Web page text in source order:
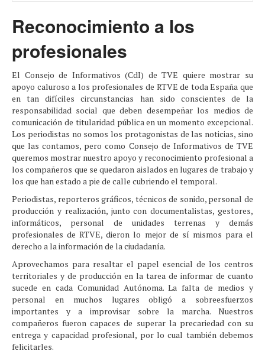
Reconocimiento a los
profesionales
El Consejo de Informativos (CdI) de TVE quiere mostrar su
apoyo caluroso a los profesionales de RTVE de toda España que
en tan difíciles circunstancias han sido conscientes de la
responsabilidad social que deben desempeñar los medios de
comunicación de titularidad pública en un momento excepcional.
Los periodistas no somos los protagonistas de las noticias, sino
que las contamos, pero como Consejo de Informativos de TVE
queremos mostrar nuestro apoyo y reconocimiento profesional a
los compañeros que se quedaron aislados en lugares de trabajo y
los que han estado a pie de calle cubriendo el temporal.
Periodistas, reporteros gráficos, técnicos de sonido, personal de
producción y realización, junto con documentalistas, gestores,
informáticos, personal de unidades terrenas y demás
profesionales de RTVE, dieron lo mejor de sí mismos para el
derecho a la información de la ciudadanía.
Aprovechamos para resaltar el papel esencial de los centros
territoriales y de producción en la tarea de informar de cuanto
sucede en cada Comunidad Autónoma. La falta de medios y
personal en muchos lugares obligó a sobreesfuerzos
importantes y a improvisar sobre la marcha. Nuestros
compañeros fueron capaces de superar la precariedad con su
entrega y capacidad profesional, por lo cual también debemos
felicitarles.